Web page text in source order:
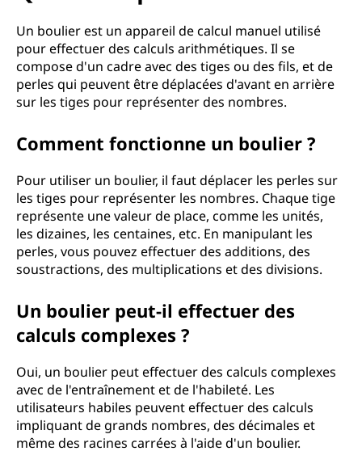
Un boulier est un appareil de calcul manuel utilisé
pour effectuer des calculs arithmétiques. Il se
compose d'un cadre avec des tiges ou des fils, et de
perles qui peuvent être déplacées d'avant en arrière
sur les tiges pour représenter des nombres.
Comment fonctionne un boulier ?
Pour utiliser un boulier, il faut déplacer les perles sur
les tiges pour représenter les nombres. Chaque tige
représente une valeur de place, comme les unités,
les dizaines, les centaines, etc. En manipulant les
perles, vous pouvez effectuer des additions, des
soustractions, des multiplications et des divisions.
Un boulier peut-il effectuer des
calculs complexes ?
Oui, un boulier peut effectuer des calculs complexes
avec de l'entraînement et de l'habileté. Les
utilisateurs habiles peuvent effectuer des calculs
impliquant de grands nombres, des décimales et
même des racines carrées à l'aide d'un boulier.